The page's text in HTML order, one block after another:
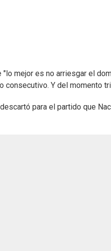
"lo mejor es no arriesgar el
consecutivo. Y del momento
para el partido que